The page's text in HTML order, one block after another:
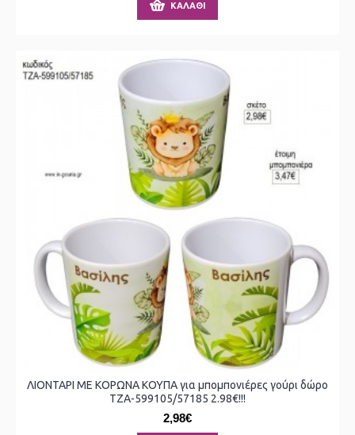
ΚΑΛΆΘΙ
ΛΙΟΝΤΑΡΙ ΜΕ ΚΟΡΩΝΑ ΚΟΥΠΑ για μπομπονιέρες γούρι δώρο
ΤΖΑ-599105/57185 2.98€!!!
2,98€